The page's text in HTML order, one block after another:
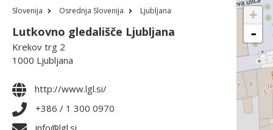
Slovenija Osrednja Slovenija Ljubljana
Lutkovno gledališče Ljubljana
Krekov trg 2
1000 Ljubljana
http://www.lgl.si/
+386 / 1 300 0970
info@lgl.si
+
-